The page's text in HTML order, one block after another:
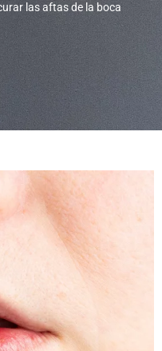
las aftas de la boca